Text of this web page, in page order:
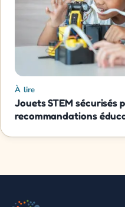
À lire
Jouets STEM sécurisés
recommandations